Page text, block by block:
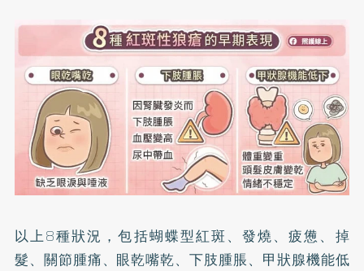
以上8種狀況，包括蝴蝶型紅斑、發燒、疲憊、掉
髮、關節腫痛、眼乾嘴乾、下肢腫脹、甲狀腺機能低